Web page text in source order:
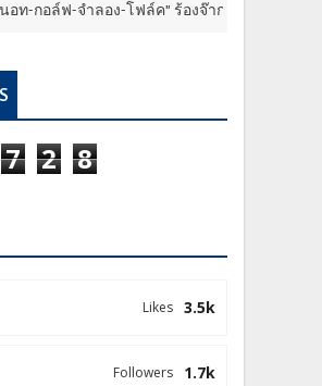
ฟ-จำลอง-โฟล์ค” ร้องจ๊าก!! อุปกรณ์ม่วนจอยงาน
7 2 8
3.5k
Likes
1.7k
Followers